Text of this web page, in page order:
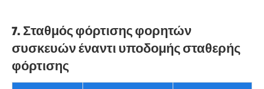
7. Σταθμός φόρτισης φορητών
συσκευών έναντι υποδομής σταθερής
φόρτισης